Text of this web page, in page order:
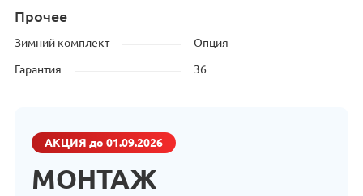
Прочее
Зимний комплект Опция
Гарантия 36
АКЦИЯ до 01.09.2026
МОНТАЖ